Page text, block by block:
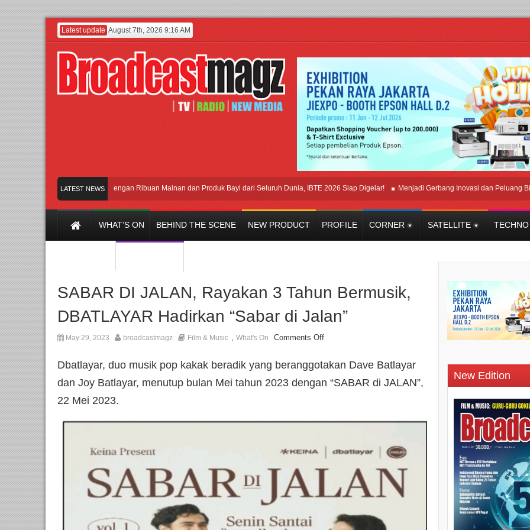
Latest update August 7th, 2026 9:16 AM
LATEST NEWS
Meramaikan Jakarta dengan Ribuan Mainan dan Produk Bayi dari Seluruh Dunia, IBTE 2026 Siap Digelar! Menjadi Gerbang Inovasi dan Peluang Bisnis
WHAT’S ON BEHIND THE SCENE NEW PRODUCT PROFILE CORNER SATELLITE TECHNO
SABAR DI JALAN, Rayakan 3 Tahun Bermusik,
DBATLAYAR Hadirkan “Sabar di Jalan”
May 29, 2023 broadcastmagz Film & Music , What's On Comments Off
Dbatlayar, duo musik pop kakak beradik yang beranggotakan Dave Batlayar
dan Joy Batlayar, menutup bulan Mei tahun 2023 dengan “SABAR di JALAN”,
22 Mei 2023.
New Edition